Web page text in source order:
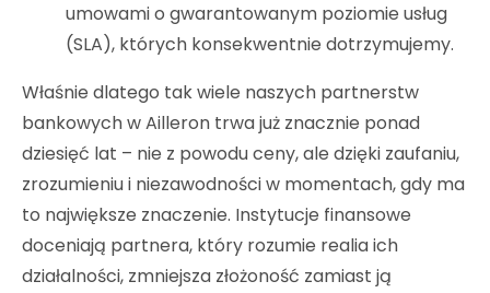
umowami o gwarantowanym poziomie usług
(SLA), których konsekwentnie dotrzymujemy.
Właśnie dlatego tak wiele naszych partnerstw
bankowych w Ailleron trwa już znacznie ponad
dziesięć lat – nie z powodu ceny, ale dzięki zaufaniu,
zrozumieniu i niezawodności w momentach, gdy ma
to największe znaczenie. Instytucje finansowe
doceniają partnera, który rozumie realia ich
działalności, zmniejsza złożoność zamiast ją